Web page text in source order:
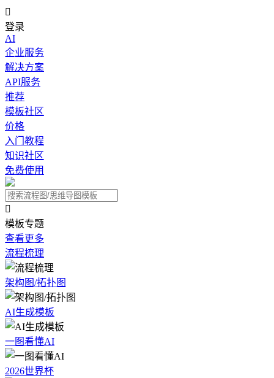

登录
AI
企业服务
解决方案
API服务
推荐
模板社区
价格
入门教程
知识社区
免费使用

模板专题
查看更多
流程梳理
架构图/拓扑图
AI生成模板
一图看懂AI
2026世界杯